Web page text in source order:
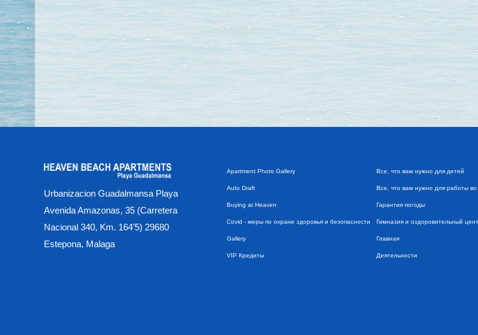
Urbanizacion Guadalmansa Playa
Avenida Amazonas, 35 (Carretera
Nacional 340, Km. 164’5) 29680
Estepona, Malaga
Apartment Photo Gallery
Auto Draft
Buying at Heaven
Covid - меры по охране здоровья и безопасности
Gallery
VIP Кредиты
Все, что вам нужно для детей
Все, что вам нужно для работы во
Гарантия погоды
Гимназия и оздоровительный
Главная
Деятельности